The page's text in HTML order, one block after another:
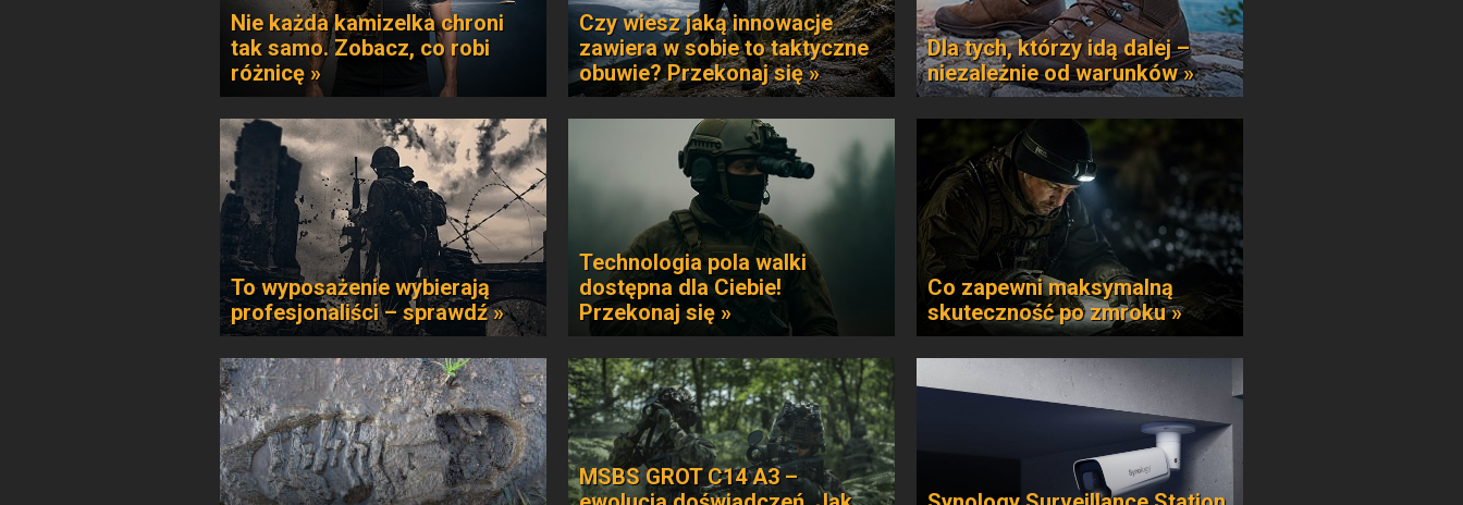
Nie każda kamizelka chroni
tak samo. Zobacz, co robi
różnicę »
Czy wiesz jaką innowacje
zawiera w sobie to taktyczne
obuwie? Przekonaj się »
Dla tych, którzy idą dalej –
niezależnie od warunków »
To wyposażenie wybierają
profesjonaliści – sprawdź »
Technologia pola walki
dostępna dla Ciebie!
Przekonaj się »
Co zapewni maksymalną
skuteczność po zmroku »
MSBS GROT C14 A3 –